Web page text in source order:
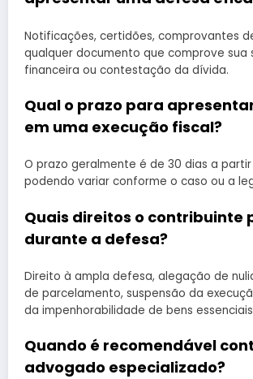
Notificações, certidões, comprovantes
qualquer documento que comprove sua
financeira ou contestação da dívida.
Qual o prazo para
em uma execução fiscal?
O prazo geralmente é de 30 dias a
podendo variar conforme o caso ou a
Quais direitos o contribuinte
durante a defesa?
Direito à ampla defesa, alegação de
de parcelamento, suspensão da
da impenhorabilidade de bens
Quando é recomendável
advogado especializado?